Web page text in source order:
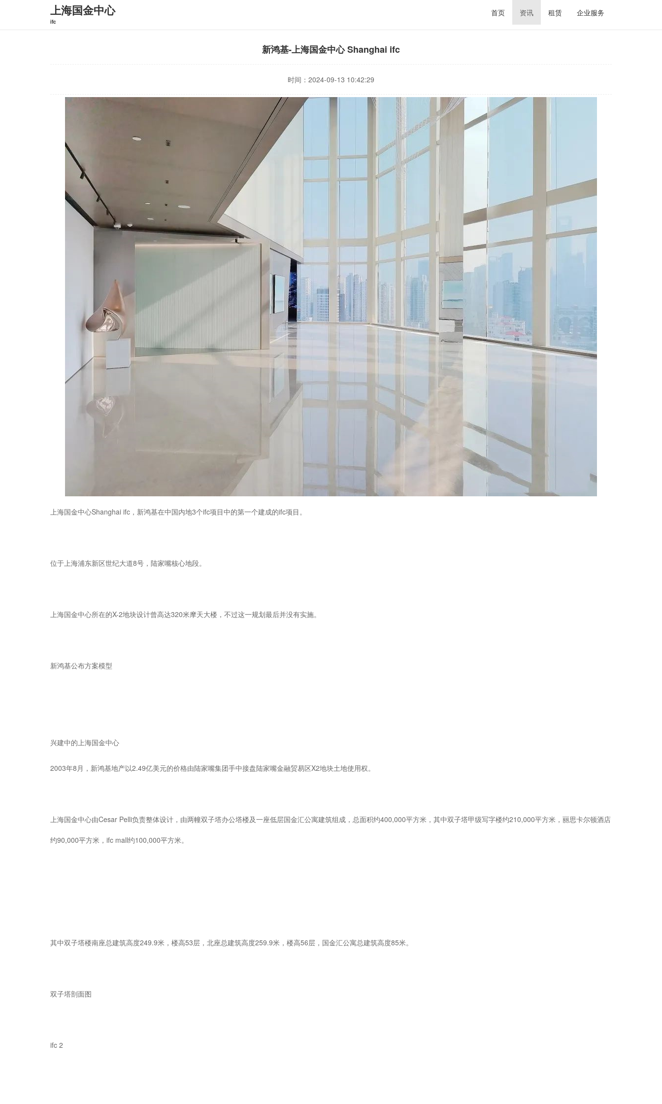
上海国金中心
ifc
首页 资讯 租赁 企业服务
新鸿基-上海国金中心 Shanghai ifc
时间：2024-09-13 10:42:29
上海国金中心Shanghai ifc，新鸿基在中国内地3个ifc项目中的第一个建成的ifc项目。
位于上海浦东新区世纪大道8号，陆家嘴核心地段。
上海国金中心所在的X-2地块设计曾高达320米摩天大楼，不过这一规划最后并没有实施。
新鸿基公布方案模型
兴建中的上海国金中心
2003年8月，新鸿基地产以2.49亿美元的价格由陆家嘴集团手中接盘陆家嘴金融贸易区X2地块土地使用权。
上海国金中心由Cesar Pelli负责整体设计，由两幢双子塔办公塔楼及一座低层国金汇公寓建筑组成，总面积约400,000平方米，其中双子塔甲级写字楼约210,000平方米，丽思卡尔顿酒店
约90,000平方米，ifc mall约100,000平方米。
其中双子塔楼南座总建筑高度249.9米，楼高53层，北座总建筑高度259.9米，楼高56层，国金汇公寓总建筑高度85米。
双子塔剖面图
ifc 2